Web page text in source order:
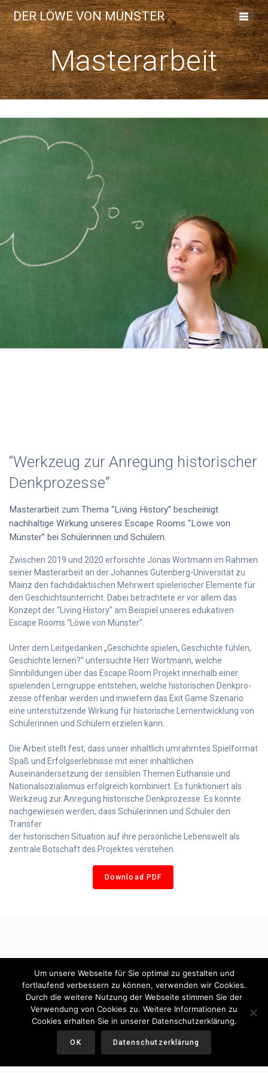
Skip
to
content
DER LÖWE VON MÜNSTER
Masterarbeit
“Werkzeug zur Anregung historischer
Denkprozesse”
Masterarbeit zum Thema “Living History” bescheinigt
nachhaltige Wirkung unseres Escape Rooms “Löwe von
Münster” bei Schülerinnen und Schülern.
Zwischen 2019 und 2020 erforschte Jonas Wortmann im Rahmen
seiner Masterarbeit an der Johannes Gutenberg-Universität zu
Mainz den fachdidaktischen Mehrwert spielerischer Elemente für
den Geschichtsunterricht. Dabei betrachtete er vor allem das
Konzept der “Living History” am Beispiel unseres edukativen
Escape Rooms “Löwe von Münster”.
Unter dem Leitgedanken „Geschichte spielen, Geschichte fühlen,
Geschichte lernen?“ untersuchte Herr Wortmann, welche
Sinnbildungen über das Escape Room Projekt innerhalb einer
spielenden Lerngruppe entstehen, welche historischen Denkpro-
zesse offenbar werden und inwiefern das Exit Game Szenario
eine unterstützende Wirkung für historische Lernentwicklung von
Schülerinnen und Schülern erzielen kann.
Die Arbeit stellt fest, dass unser inhaltlich umrahmtes Spielformat
Spaß und Erfolgserlebnisse mit einer inhaltlichen
Auseinandersetzung der sensiblen Themen Euthansie und
Nationalsozialismus erfolgreich kombiniert. Es funktioniert als
Werkzeug zur Anregung historische Denkprozesse. Es konnte
nachgewiesen werden, dass Schülerinnen und Schüler den
Transfer
der historischen Situation auf ihre persönliche Lebenswelt als
zentrale Botschaft des Projektes verstehen.
Download PDF
Um unsere Webseite für Sie optimal zu gestalten und
fortlaufend verbessern zu können, verwenden wir Cookies.
Durch die weitere Nutzung der Webseite stimmen Sie der
Verwendung von Cookies zu. Weitere Informationen zu
Cookies erhalten Sie in unserer Datenschutzerklärung.
OK Datenschutzerklärung